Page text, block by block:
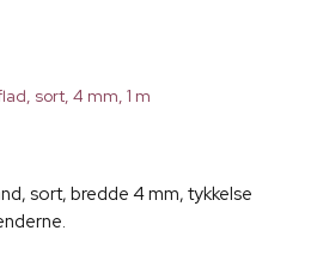
sort, 4 mm, 1 m
sort, bredde 4 mm, tykkelse